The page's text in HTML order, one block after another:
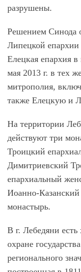
разрушены.
Решением Синода
Липецкой
Елецкая епархия
мая 2013 г. в тех
митрополия,
также Елецкую и
На территории
действуют три
Троицкий
Димитриевский
епархиальный
Иоанно-
монастырь.
В г. Лебедяни
охране
регионального